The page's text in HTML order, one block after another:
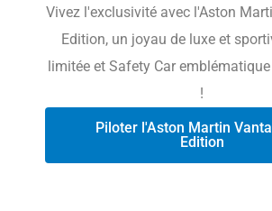
Vivez l'exclusivité avec l'Aston
Edition, un joyau de luxe et
limitée et Safety Car emblématique
!
Piloter l'Aston Martin
Edition